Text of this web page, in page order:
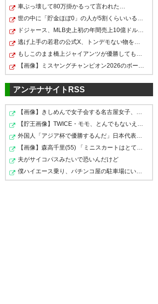
わんわんダービー勝ち申した！
🐕️ #jefunited
— はっちゃく🐶🥜◢
(hattyakum9)2023, 5月 13
試合終了。 見木のゴールを守り
切り、勝利！ #jefunited
https://t.co/bOfpLj2an6
ジェフユナイテッド千葉 ≡JEF
https://ikura.2ch.sc/test/read.cgi/soccer/
1683762255/l100
54U-名無しさん2023/05/13(土) 15:02:00 LYLBA8HmM
そろそろ小林にごめんなさいモードな
の？
車ぶっ壊して80万掛かるって言われた…
世の中に「貯金ほぼ0」の人が5割くらいいるってのが理解…
ドジャース、МLB史上初の年間売上10億ドル突破ｗｗｗｗｗ…
逃げ上手の若君の公式X、トンデモない物を公開ｗｗｗｗｗ…
もしこのまま橋上ジャイアンツが優勝しても来季の監督は…
【画像】ミスヤングチャンピオン2026のボーイッシュお胸…
アンテナサイトRSS
【画像】きしめんで女子会する名古屋女子、こうなってし…
【貯王画像】TWICE・モモ、とんでもないえちすぎる格好を…
外国人「アジア杯で優勝するんだ」日本代表、W杯ポット1…
【画像】森高千里(55) 「ミニスカートはとてもムリよ若い…
夫がサイコパスみたいで恐いんだけど
僕ハイエース乗り、パチンコ屋の駐車場にいるけど隣に停…